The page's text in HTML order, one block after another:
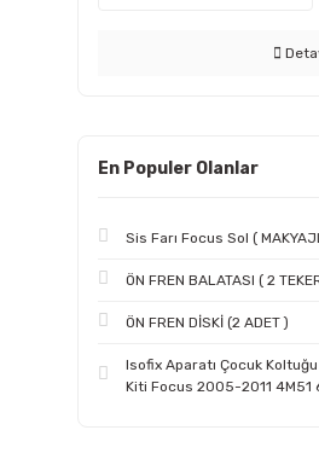
En Populer Olanlar
Sis Farı Focus Sol (
ÖN FREN BALATASI ( 2
ÖN FREN DİSKİ (2 ADET )
Isofix Aparatı Çocuk
Kiti Focus 2005-2011 4M51